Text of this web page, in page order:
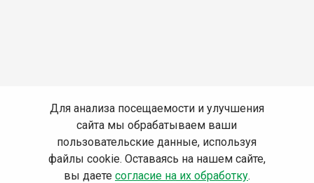
Для анализа посещаемости и улучшения
сайта мы обрабатываем ваши
пользовательские данные, используя
файлы cookie. Оставаясь на нашем сайте,
вы даете согласие на их обработку.